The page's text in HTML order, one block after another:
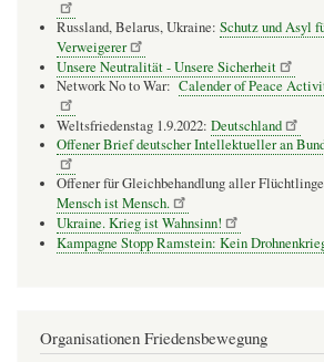
Russland, Belarus, Ukraine: Schutz und Asyl
Verweigerer
Unsere Neutralität - Unsere Sicherheit
Network No to War: Calender of Peace
Weltsfriedenstag 1.9.2022: Deutschland
Offener Brief deutscher Intellektueller an
Offener für Gleichbehandlung aller
Mensch ist Mensch.
Ukraine. Krieg ist Wahnsinn!
Kampagne Stopp Ramstein: Kein
Organisationen Friedensbewegung